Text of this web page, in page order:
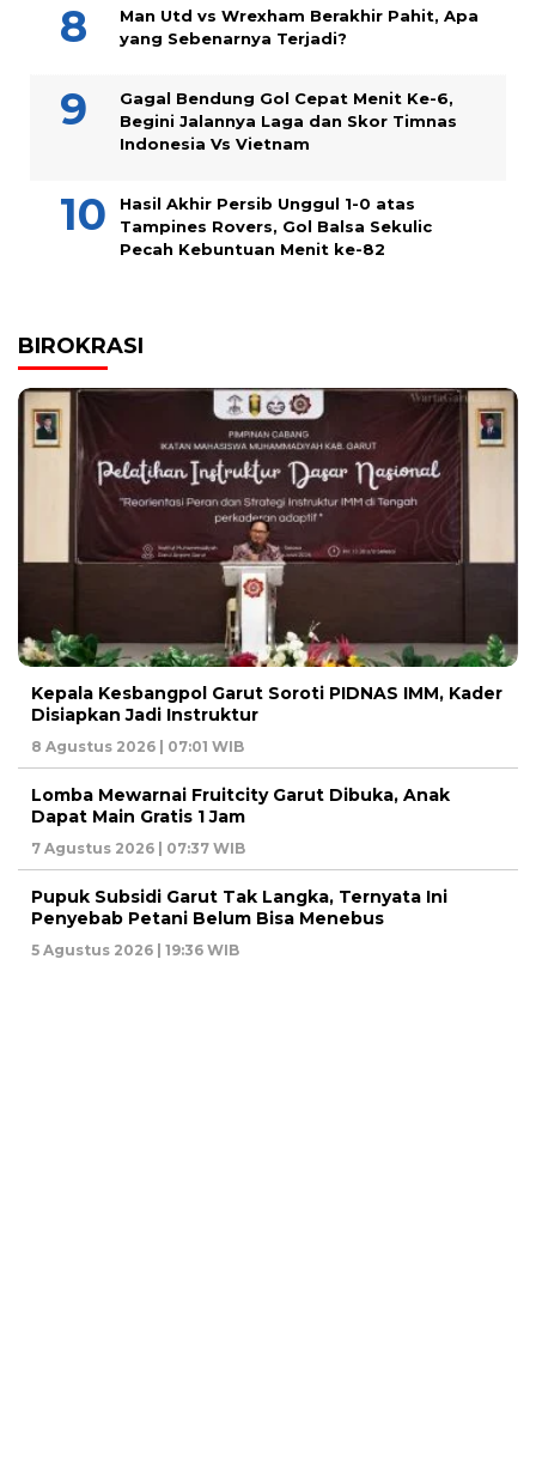
Man Utd vs Wrexham Berakhir Pahit, Apa
yang Sebenarnya Terjadi?
Gagal Bendung Gol Cepat Menit Ke-6,
Begini Jalannya Laga dan Skor Timnas
Indonesia Vs Vietnam
Hasil Akhir Persib Unggul 1-0 atas
Tampines Rovers, Gol Balsa Sekulic
Pecah Kebuntuan Menit ke-82
BIROKRASI
Kepala Kesbangpol Garut Soroti PIDNAS IMM, Kader
Disiapkan Jadi Instruktur
8 Agustus 2026 | 07:01 WIB
Lomba Mewarnai Fruitcity Garut Dibuka, Anak
Dapat Main Gratis 1 Jam
7 Agustus 2026 | 07:37 WIB
Pupuk Subsidi Garut Tak Langka, Ternyata Ini
Penyebab Petani Belum Bisa Menebus
5 Agustus 2026 | 19:36 WIB